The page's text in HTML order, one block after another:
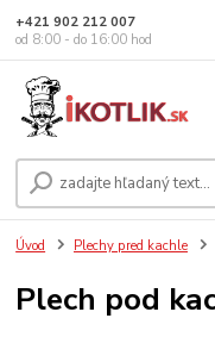
+421 902 212 007
od 8:00 - do 16:00 hod
Úvod Plechy pred kachle
Plech pod